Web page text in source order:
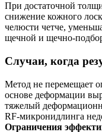
При достаточной
снижение кожного
челюсти четче,
щечной и щечно-
Случаи, когда
Метод не перемещает
основе деформации
тяжелый
RF‑микронидлинга
Ограничения